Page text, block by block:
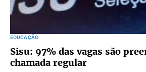
EDUCAÇÃO
Sisu: 97% das vagas são
chamada regular